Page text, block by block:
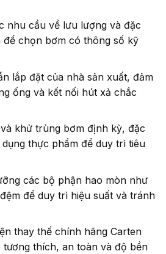
nhu cầu về lưu lượng và đặc
để chọn bơm có thông số kỹ
lắp đặt của nhà sản xuất, đảm
ống và kết nối hút xả chắc
khử trùng bơm định kỳ, đặc
thực phẩm để duy trì tiêu
các bộ phận hao mòn như
để duy trì hiệu suất và tránh
thay thế chính hãng Carten
tương thích, an toàn và độ bền